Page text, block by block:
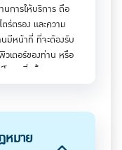
การให้บริการ ถือ
ร่ตรอง และความ
นมีหน้าที่ ที่จะต้องรับ
เตอร์ของท่าน หรือ
หลดสิ่งนั้น ๆ
งบริษัทฯจะต้องผูกพัน
โดยทางบริษัทฯจะ
หมาย